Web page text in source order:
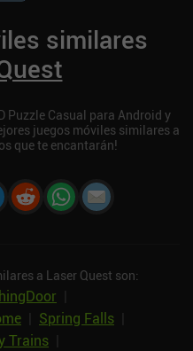
similares
Puzzle Casual para Android y
juegos móviles similares a
que te encantarán!
a Laser Quest son:
Spring Falls
Trains